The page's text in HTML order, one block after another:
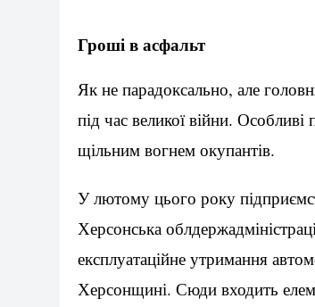
Гроші в асфальт
Як не парадоксально, але
під час великої війни.
щільним вогнем окупантів.
У лютому цього року
Херсонська
експлуатаційне утримання
Херсонщині. Сюди входить